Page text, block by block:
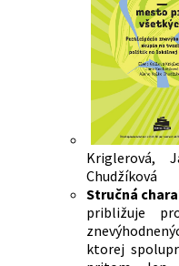
Kriglerová,
Chudžíková
Stručná
približuje
ktorej